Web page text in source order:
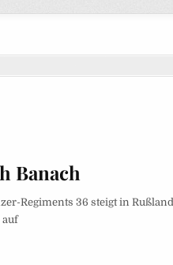
Banach
Regiments 36 steigt in Rußland
auf